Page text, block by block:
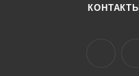
КОНТАКТЫ